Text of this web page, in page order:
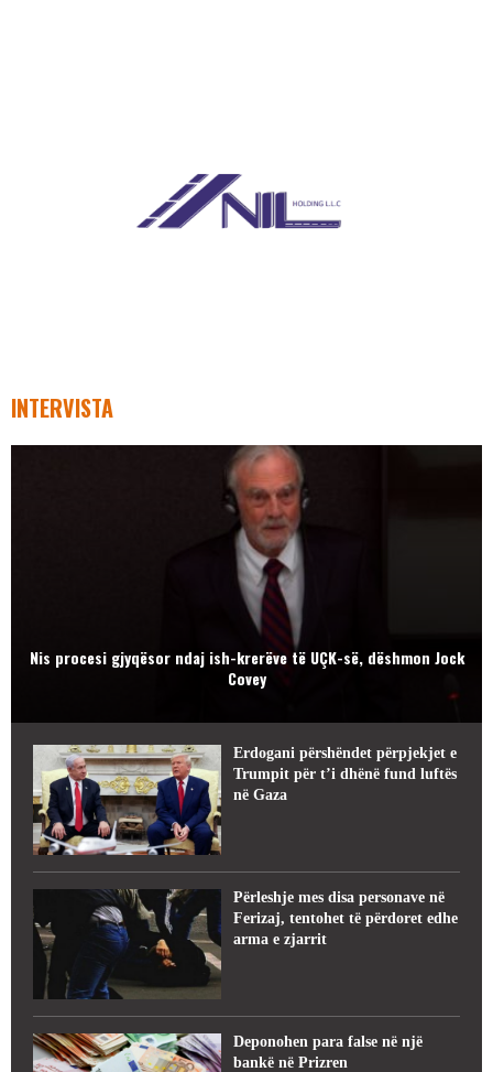
INTERVISTA
Nis procesi gjyqësor ndaj ish-krerëve të UÇK-së, dëshmon Jock
Covey
Erdogani përshëndet përpjekjet e
Trumpit për t’i dhënë fund luftës
në Gaza
Përleshje mes disa personave në
Ferizaj, tentohet të përdoret edhe
arma e zjarrit
Deponohen para false në një
bankë në Prizren